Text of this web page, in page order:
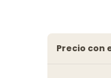
precio